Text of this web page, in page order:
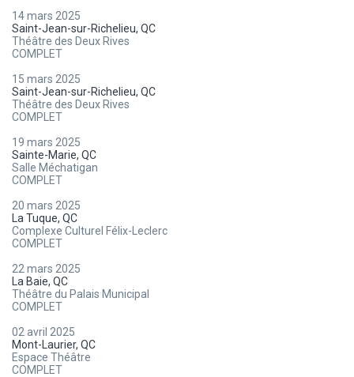
14 mars 2025
Saint-Jean-sur-Richelieu, QC
Théâtre des Deux Rives
COMPLET
15 mars 2025
Saint-Jean-sur-Richelieu, QC
Théâtre des Deux Rives
COMPLET
19 mars 2025
Sainte-Marie, QC
Salle Méchatigan
COMPLET
20 mars 2025
La Tuque, QC
Complexe Culturel Félix-Leclerc
COMPLET
22 mars 2025
La Baie, QC
Théâtre du Palais Municipal
COMPLET
02 avril 2025
Mont-Laurier, QC
Espace Théâtre
COMPLET